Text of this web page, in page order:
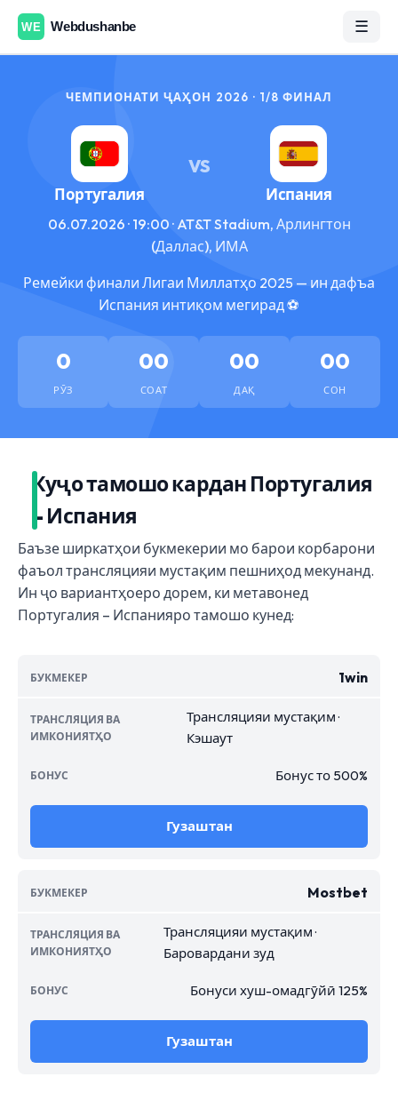
☰
ЧЕМПИОНАТИ ҶАҲОН 2026 · 1/8 ФИНАЛ
Португалия
VS
Испания
06.07.2026 · 19:00 · AT&T Stadium, Арлингтон
(Даллас), ИМА
Ремейки финали Лигаи Миллатҳо 2025 — ин дафъа
Испания интиқом мегирад ⚽
0
РӮЗ
00
СОАТ
00
ДАҚ
00
СОН
Куҷо тамошо кардан Португалия
– Испания
Баъзе ширкатҳои букмекерии мо барои корбарони
фаъол трансляцияи мустақим пешниҳод мекунанд.
Ин ҷо вариантҳоеро дорем, ки метавонед
Португалия – Испанияро тамошо кунед:
1win
Трансляцияи мустақим ·
Кэшаут
Бонус то 500%
Гузаштан
Mostbet
Трансляцияи мустақим ·
Баровардани зуд
Бонуси хуш-омадгӯйӣ 125%
Гузаштан